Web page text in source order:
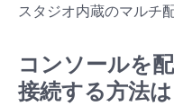
スタジオ内蔵のマルチ
コンソールを
接続する方法は